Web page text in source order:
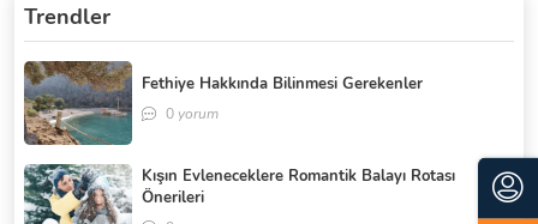
Trendler
Fethiye Hakkında Bilinmesi Gerekenler
0 yorum
Kışın Evleneceklere Romantik Balayı Rotası
Önerileri